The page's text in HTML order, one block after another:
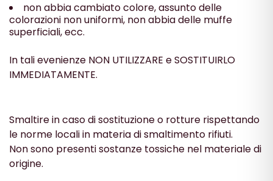
non abbia cambiato colore, assunto delle
colorazioni non uniformi, non abbia delle muffe
superficiali, ecc.
In tali evenienze NON UTILIZZARE e SOSTITUIRLO
IMMEDIATAMENTE.
Smaltire in caso di sostituzione o rotture rispettando
le norme locali in materia di smaltimento rifiuti.
Non sono presenti sostanze tossiche nel materiale di
origine.